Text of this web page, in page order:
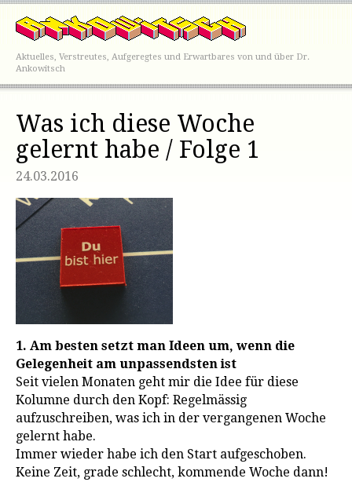
Aktuelles, Verstreutes, Aufgeregtes und Erwartbares von und über Dr.
Ankowitsch
Was ich diese Woche
gelernt habe / Folge 1
24.03.2016
1. Am besten setzt man Ideen um, wenn die
Gelegenheit am unpassendsten ist
Seit vielen Monaten geht mir die Idee für diese
Kolumne durch den Kopf: Regelmässig
aufzuschreiben, was ich in der vergangenen Woche
gelernt habe.
Immer wieder habe ich den Start aufgeschoben.
Keine Zeit, grade schlecht, kommende Woche dann!